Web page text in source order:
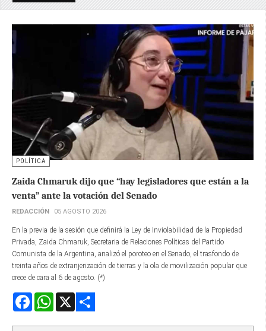
POLÍTICA
Zaida Chmaruk dijo que “hay legisladores que están a la
venta” ante la votación del Senado
REDACCIÓN 05 AGOSTO 2026
En la previa de la sesión que definirá la Ley de Inviolabilidad de la Propiedad
Privada, Zaida Chmaruk, Secretaria de Relaciones Políticas del Partido
Comunista de la Argentina, analizó el poroteo en el Senado, el trasfondo de
treinta años de extranjerización de tierras y la ola de movilización popular que
crece de cara al 6 de agosto. (*)
FacebookWhatsApp